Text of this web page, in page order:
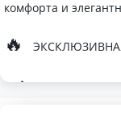
комфорта и
🔥
🛏